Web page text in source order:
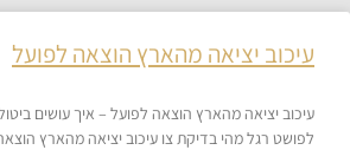
עיכוב יציאה מהארץ הוצאה לפועל
עיכוב יציאה מהארץ הוצאה לפועל – איך עושים
לפושט רגל מהי בדיקת צו עיכוב יציאה מהארץ